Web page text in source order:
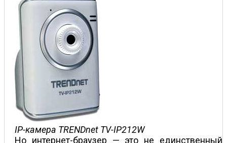
IP-камера TRENDnet TV-IP212W
Но интернет-браузер — это не единственный